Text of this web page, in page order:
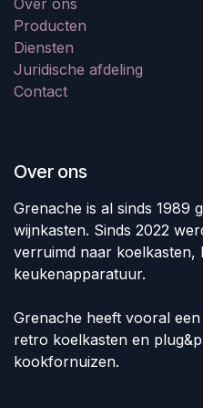
Over ons
Producten
Diensten
Juridische afdeling
Contact
Over ons
Grenache is al sinds 1989
wijnkasten. Sinds 2022
verruimd naar
keukenapparatuur.
Grenache heeft vooral
retro koelkasten en
kookfornuizen.